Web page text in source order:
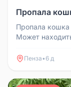
Пропала
Пропала кошка
Может
Пенза•6 д